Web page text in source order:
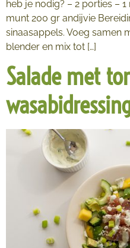
heb je nodig? – 2 porties –
munt 200 gr andijvie
sinaasappels. Voeg samen
blender en mix tot […]
Salade met